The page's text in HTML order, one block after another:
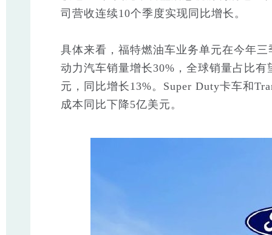
司营收连续10个季度实现同比增长。
具体来看，福特燃油车业务单元在今年
动力汽车销量增长30%，全球销量占比
元，同比增长13%。Super Duty卡车和
成本同比下降5亿美元。